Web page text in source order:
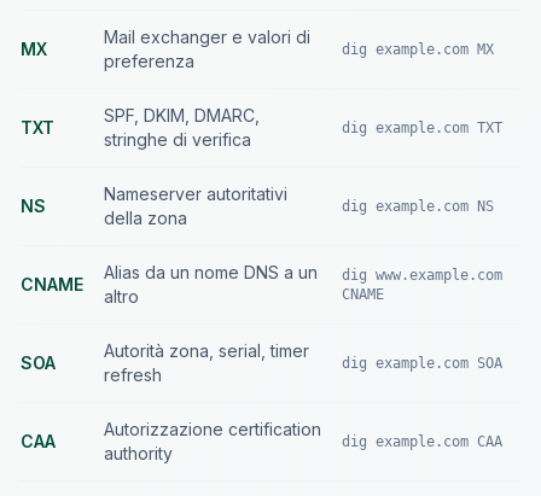
MX
Mail exchanger e valori di
preferenza
dig example.com MX
TXT
SPF, DKIM, DMARC,
stringhe di verifica
dig example.com TXT
NS
Nameserver autoritativi
della zona
dig example.com NS
CNAME
Alias da un nome DNS a un
altro
dig www.example.com
CNAME
SOA
Autorità zona, serial, timer
refresh
dig example.com SOA
CAA
Autorizzazione certification
authority
dig example.com CAA